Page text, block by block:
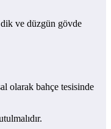
dik ve düzgün gövde
olarak bahçe tesisinde